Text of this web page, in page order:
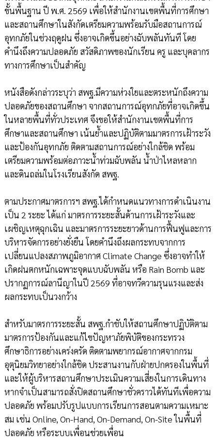
ขั้นพื้นฐาน ปี พ.ศ. 2569 เพื่อให้สำนักงานเขตพื้นที่การศึกษา
และสถานศึกษาในสังกัดเตรียมความพร้อมรับมือสถานการณ์
อุทกภัยในช่วงฤดูฝน ซึ่งอาจเกิดขึ้นอย่างฉับพลันทันที โดย
คำนึงถึงความปลอดภัย สวัสดิภาพของนักเรียน ครู และบุคลากร
ทางการศึกษาเป็นสำคัญ
หนังสือดังกล่าวระบุว่า สพฐ.มีความห่วงใยและตระหนักถึงความ
ปลอดภัยของสถานศึกษา จากสถานการณ์อุทกภัยที่อาจเกิดขึ้น
ในหลายพื้นที่ทั่วประเทศ จึงขอให้สำนักงานเขตพื้นที่การ
ศึกษาและสถานศึกษา เน้นย้ำและปฏิบัติตามมาตรการเฝ้าระวัง
และป้องกันอุทกภัย ติดตามสถานการณ์อย่างใกล้ชิด พร้อม
เตรียมความพร้อมต่อภาวะน้ำท่วมฉับพลัน น้ำป่าไหลหลาก
และดินถล่มในโรงเรียนสังกัด สพฐ.
ตามประกาศมาตรการฯ สพฐ.ได้กำหนดแนวทางการดำเนินงาน
เป็น 2 ระยะ ได้แก่ มาตรการระยะสั้นด้านการเฝ้าระวังและ
เผชิญเหตุฉุกเฉิน และมาตรการระยะยาวด้านการฟื้นฟูและการ
บริหารจัดการอย่างยั่งยืน โดยคำนึงถึงผลกระทบจากการ
เปลี่ยนแปลงสภาพภูมิอากาศ Climate Change ซึ่งอาจทำให้
เกิดฝนตกหนักเฉพาะจุดแบบฉับพลัน หรือ Rain Bomb และ
ปรากฏการณ์ลานีญาในปี 2569 ที่อาจทวีความรุนแรงและส่ง
ผลกระทบเป็นวงกว้าง
สำหรับมาตรการระยะสั้น สพฐ.กำชับให้สถานศึกษาปฏิบัติตาม
มาตรการป้องกันและแก้ไขปัญหาภัยพิบัติของกระทรวง
ศึกษาธิการอย่างเคร่งครัด ติดตามพยากรณ์อากาศจากกรม
อุตุนิยมวิทยาอย่างใกล้ชิด ประสานงานกับฝ่ายปกครองในพื้นที่
และให้ผู้บริหารสถานศึกษาประเมินความเสี่ยงในการเดินทาง
หากจำเป็นสามารถสั่งปิดสถานศึกษาชั่วคราวได้ทันทีเพื่อความ
ปลอดภัย พร้อมปรับรูปแบบการเรียนการสอนตามความเหมาะ
สม เช่น Online, On-Hand, On-Demand, On-Site ในพื้นที่
ปลอดภัย หรือระบบเพื่อนช่วยเพื่อน